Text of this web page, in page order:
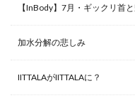
【InBody】7月・ギックリ首
加水分解の悲しみ
IITTALAがIITTALAに？